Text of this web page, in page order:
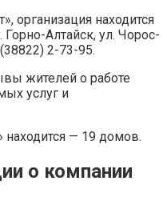
организация находится
Горно-Алтайск, ул. Чорос-
2-73-95.
жителей о работе
услуг и
— 19 домов.
о компании